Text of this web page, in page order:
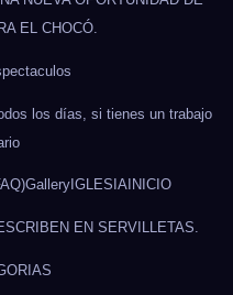
EL CHOCÓ.
los días, si tienes un trabajo
GalleryIGLESIAINICIO
EN SERVILLETAS.